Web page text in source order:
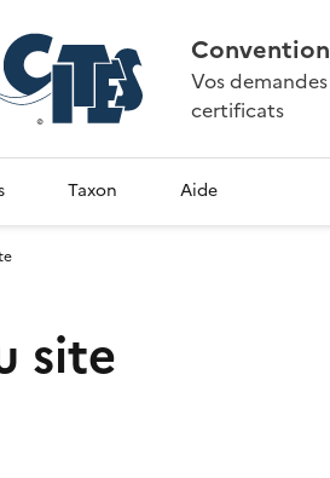
Vos
certificats
Taxon Aide
site